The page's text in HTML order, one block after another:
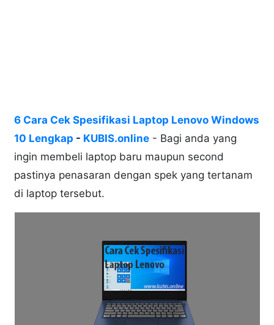
6 Cara Cek Spesifikasi Laptop Lenovo Windows
10 Lengkap - KUBIS.online - Bagi anda yang
ingin membeli laptop baru maupun second
pastinya penasaran dengan spek yang tertanam
di laptop tersebut.